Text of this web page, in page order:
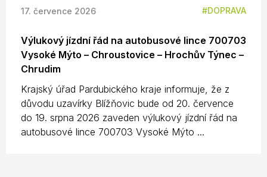
17. července 2026 DOPRAVA
Výlukový jízdní řád na autobusové lince 700703
Vysoké Mýto – Chroustovice – Hrochův Týnec –
Chrudim
Krajský úřad Pardubického kraje informuje, že z
důvodu uzavírky Blížňovic bude od 20. července
do 19. srpna 2026 zaveden výlukový jízdní řád na
autobusové lince 700703 Vysoké Mýto ...